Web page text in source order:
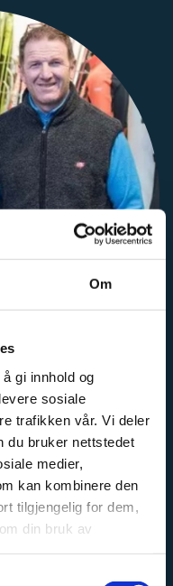
Om
gi innhold og
sosiale
trafikken vår. Vi deler
du bruker nettstedet
medier,
kan kombinere den
tilgjengelig for dem,
din bruk av
en fagbutikk, med
fiske. Vi har erfarne
innen sine